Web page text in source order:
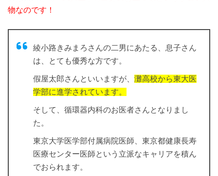
物なのです！
綾小路きみまろさんの二男にあたる、息子さん
は、とても優秀な方です。
假屋太郎さんといいますが、 灘高校から東大医
学部に進学されています。
そして、循環器内科のお医者さんとなりまし
た。
東京大学医学部付属病院医師、東京都健康長寿
医療センター医師という立派なキャリアを積ん
でおられます。